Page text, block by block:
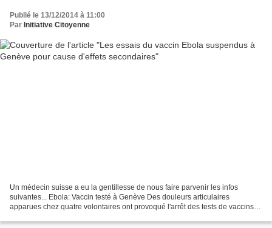
Publié le 13/12/2014 à 11:00
Par Initiative Citoyenne
Un médecin suisse a eu la gentillesse de nous faire parvenir les infos
suivantes... Ebola: Vaccin testé à Genève Des douleurs articulaires
apparues chez quatre volontaires ont provoqué l'arrêt des tests de vaccins